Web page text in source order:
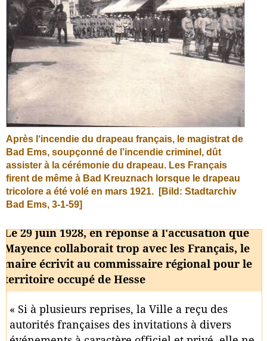
Après l‘incendie du drapeau français, le magistrat de
Bad Ems, soupçonné de l’incendie criminel, dût
assister à la cérémonie du drapeau. Les Français
firent de même à Bad Kreuznach lorsque le drapeau
tricolore a été volé en mars 1921.
[Bild: Stadtarchiv
Bad Ems, 3-1-59]
Le 29 juin 1928, en réponse à l'accusation que
Mayence collaborait trop avec les Français, le
maire écrivit au commissaire régional pour le
territoire occupé de Hesse
« Si à plusieurs reprises, la Ville a reçu des
autorités françaises des invitations à divers